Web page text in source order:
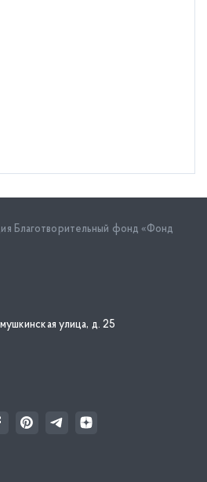
Благотворительный фонд «Фонд
улица, д. 25